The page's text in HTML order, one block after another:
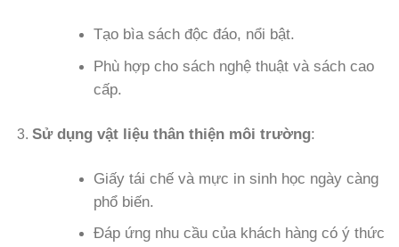
Tạo bìa sách độc đáo, nổi bật.
Phù hợp cho sách nghệ thuật và sách cao
cấp.
Sử dụng vật liệu thân thiện môi trường:
Giấy tái chế và mực in sinh học ngày càng
phổ biến.
Đáp ứng nhu cầu của khách hàng có ý thức